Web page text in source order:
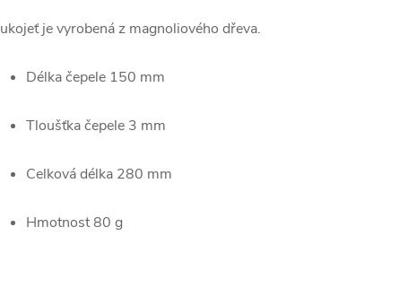
je vyrobená z magnoliového dřeva.
Délka čepele 150 mm
Tloušťka čepele 3 mm
Celková délka 280 mm
Hmotnost80 g